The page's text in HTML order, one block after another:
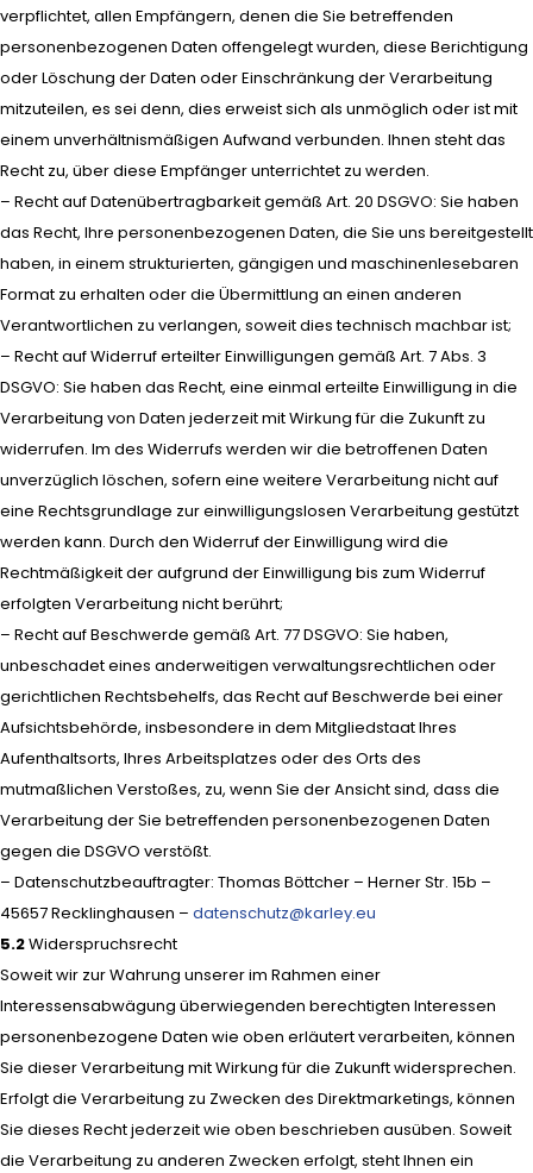
verpflichtet, allen Empfängern, denen die Sie betreffenden
personenbezogenen Daten offengelegt wurden, diese Berichtigung
oder Löschung der Daten oder Einschränkung der Verarbeitung
mitzuteilen, es sei denn, dies erweist sich als unmöglich oder ist mit
einem unverhältnismäßigen Aufwand verbunden. Ihnen steht das
Recht zu, über diese Empfänger unterrichtet zu werden.
– Recht auf Datenübertragbarkeit gemäß Art. 20 DSGVO: Sie haben
das Recht, Ihre personenbezogenen Daten, die Sie uns bereitgestellt
haben, in einem strukturierten, gängigen und maschinenlesebaren
Format zu erhalten oder die Übermittlung an einen anderen
Verantwortlichen zu verlangen, soweit dies technisch machbar ist;
– Recht auf Widerruf erteilter Einwilligungen gemäß Art. 7 Abs. 3
DSGVO: Sie haben das Recht, eine einmal erteilte Einwilligung in die
Verarbeitung von Daten jederzeit mit Wirkung für die Zukunft zu
widerrufen. Im des Widerrufs werden wir die betroffenen Daten
unverzüglich löschen, sofern eine weitere Verarbeitung nicht auf
eine Rechtsgrundlage zur einwilligungslosen Verarbeitung gestützt
werden kann. Durch den Widerruf der Einwilligung wird die
Rechtmäßigkeit der aufgrund der Einwilligung bis zum Widerruf
erfolgten Verarbeitung nicht berührt;
– Recht auf Beschwerde gemäß Art. 77 DSGVO: Sie haben,
unbeschadet eines anderweitigen verwaltungsrechtlichen oder
gerichtlichen Rechtsbehelfs, das Recht auf Beschwerde bei einer
Aufsichtsbehörde, insbesondere in dem Mitgliedstaat Ihres
Aufenthaltsorts, Ihres Arbeitsplatzes oder des Orts des
mutmaßlichen Verstoßes, zu, wenn Sie der Ansicht sind, dass die
Verarbeitung der Sie betreffenden personenbezogenen Daten
gegen die DSGVO verstößt.
– Datenschutzbeauftragter: Thomas Böttcher – Herner Str. 15b –
45657 Recklinghausen – datenschutz@karley.eu
5.2Widerspruchsrecht
Soweit wir zur Wahrung unserer im Rahmen einer
Interessensabwägung überwiegenden berechtigten Interessen
personenbezogene Daten wie oben erläutert verarbeiten, können
Sie dieser Verarbeitung mit Wirkung für die Zukunft widersprechen.
Erfolgt die Verarbeitung zu Zwecken des Direktmarketings, können
Sie dieses Recht jederzeit wie oben beschrieben ausüben. Soweit
die Verarbeitung zu anderen Zwecken erfolgt, steht Ihnen ein